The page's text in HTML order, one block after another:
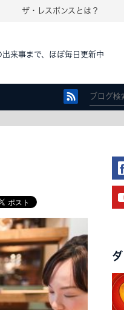
ザ・レスポンスとは？
来事まで、ほぼ毎日更新中